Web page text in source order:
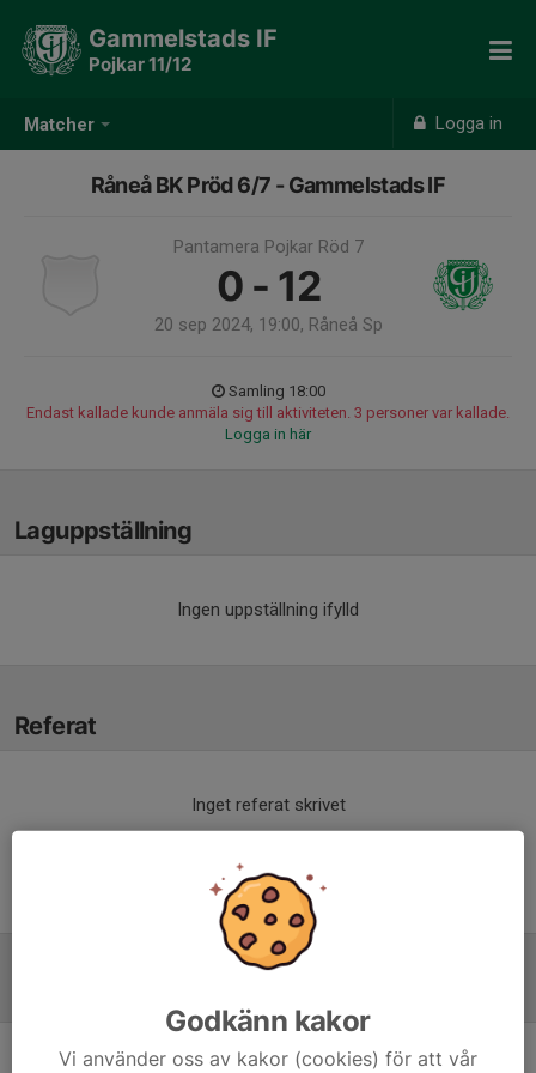
Matcher Logga in
Gammelstads IF
Pojkar 11/12
Råneå BK Pröd 6/7 - Gammelstads IF
Pantamera Pojkar Röd 7
0 - 12
20 sep 2024, 19:00, Råneå Sp
Samling 18:00
Endast kallade kunde anmäla sig till aktiviteten. 3 personer var kallade.
Logga in här
Laguppställning
Ingen uppställning ifylld
Referat
Inget referat skrivet
Pantamera Pojkar Röd 7 M +/-
Godkänn kakor
Vi använder oss av kakor (cookies) för att vår